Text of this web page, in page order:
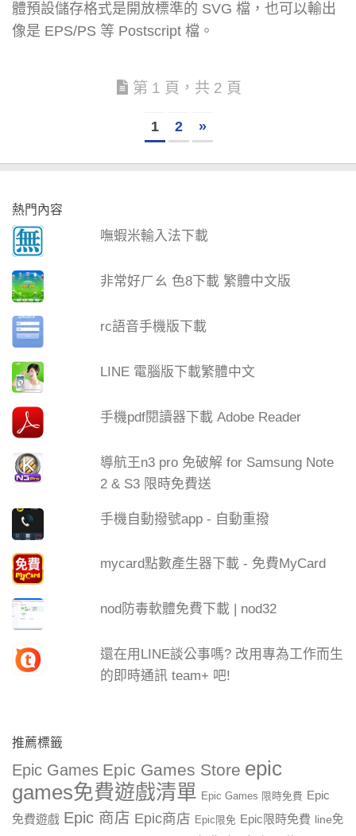
體預設儲存格式是開放標準的 SVG 檔，也可以輸出
像是 EPS/PS 等 Postscript 檔。
第 1 頁，共 2 頁
1 2 »
熱門內容
嘸蝦米輸入法下載
非常好ㄏㄠ 色8下載 繁體中文版
rc語音手機版下載
LINE 電腦版下載繁體中文
手機pdf閱讀器下載 Adobe Reader
導航王n3 pro 免破解 for Samsung Note
2 & S3 限時免費送
手機自動撥號app - 自動重撥
mycard點數產生器下載 - 免費MyCard
nod防毒軟體免費下載 | nod32
還在用LINE談公事嗎? 改用專為工作而生
的即時通訊 team+ 吧!
推薦標籤
Epic Games Epic Games Store epic
games免費遊戲清單 Epic Games 限時免費 Epic
免費遊戲 Epic 商店 Epic商店 Epic限免 Epic限時免費 line免